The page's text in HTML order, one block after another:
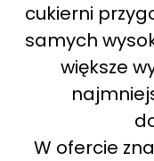
cukierni
samych
większe
W ofercie